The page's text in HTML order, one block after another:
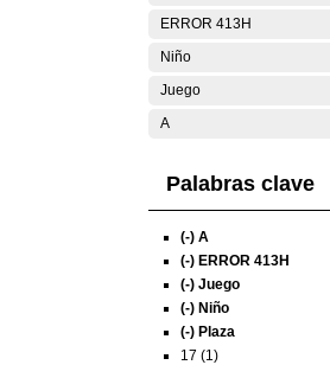
ERROR 413H
Niño
Juego
A
Palabras clave
(-) A
(-) ERROR 413H
(-) Juego
(-) Niño
(-) Plaza
17 (1)